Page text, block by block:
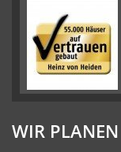
WIR